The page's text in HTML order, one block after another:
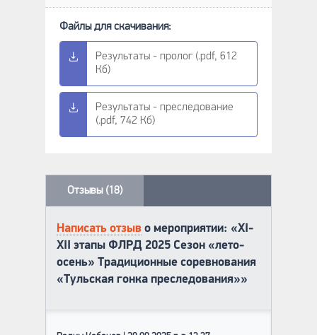
Результаты - пролог (.pdf, 612
Кб)
Результаты - преследование
(.pdf, 742 Кб)
Отзывы (18)
Написать отзыв о мероприятии: «XI-
XII этапы ФЛРД 2025 Сезон «лето-
осень» Традиционные соревнования
«Тульская гонка преследования»»